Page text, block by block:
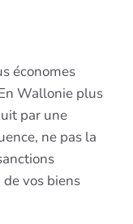
économes
Wallonie plus
par une
ne pas la
vos biens